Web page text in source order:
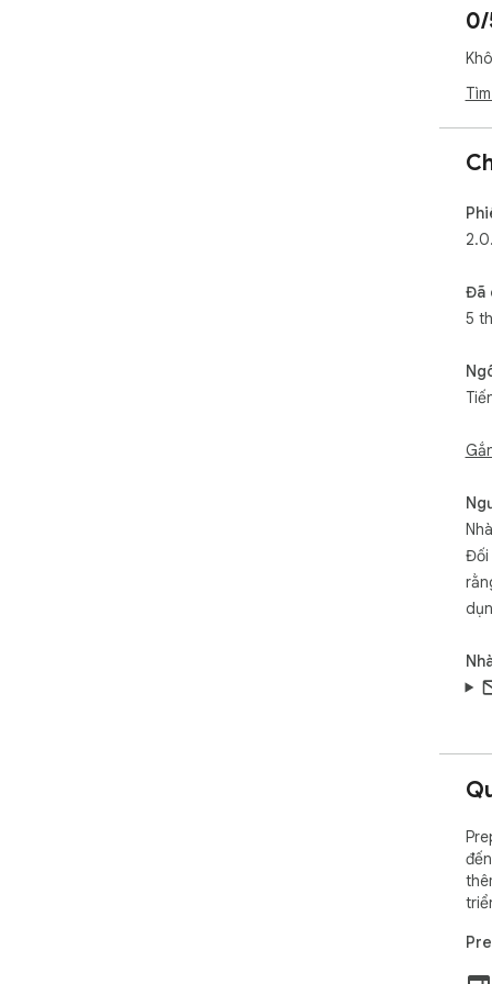
Đã
5
Đối